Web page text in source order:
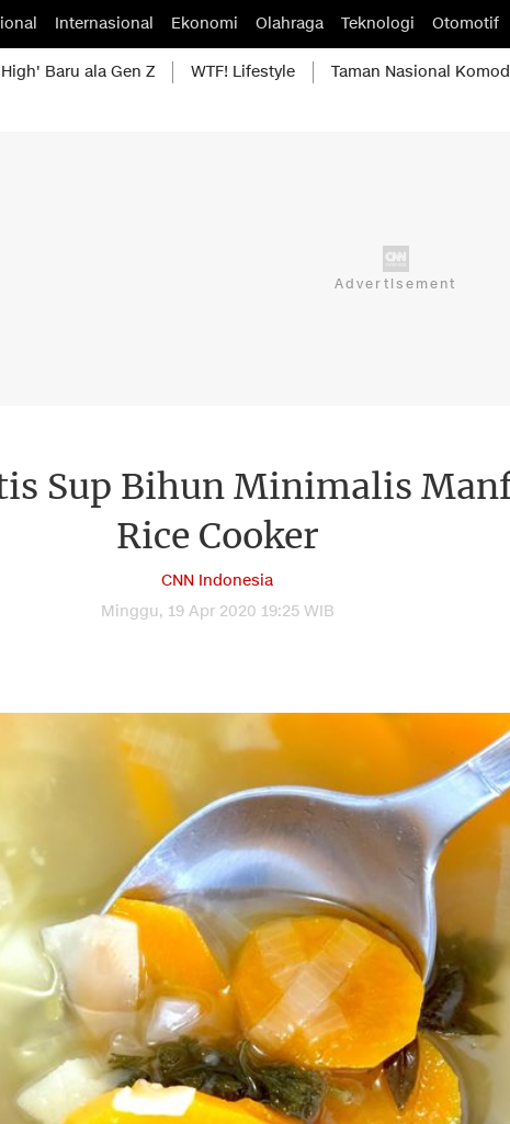
Internasional Ekonomi Olahraga Teknologi Otomotif
Baru ala Gen Z WTF! Lifestyle Taman Nasional
Sup Bihun Minimalis
Rice Cooker
CNN Indonesia
Minggu, 19 Apr 2020 19:25 WIB